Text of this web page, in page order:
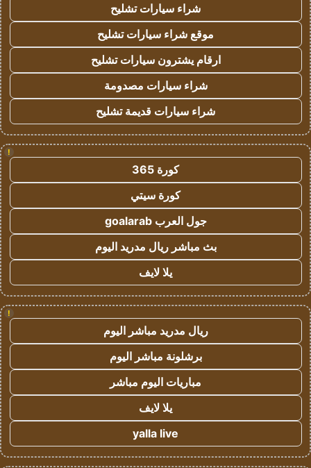
شراء سيارات تشليح
موقع شراء سيارات تشليح
ارقام يشترون سيارات تشليح
شراء سيارات مصدومة
شراء سيارات قديمة تشليح
!
كورة 365
كورة سيتي
جول العرب goalarab
بث مباشر ريال مدريد اليوم
يلا لايف
!
ريال مدريد مباشر اليوم
برشلونة مباشر اليوم
مباريات اليوم مباشر
يلا لايف
yalla live